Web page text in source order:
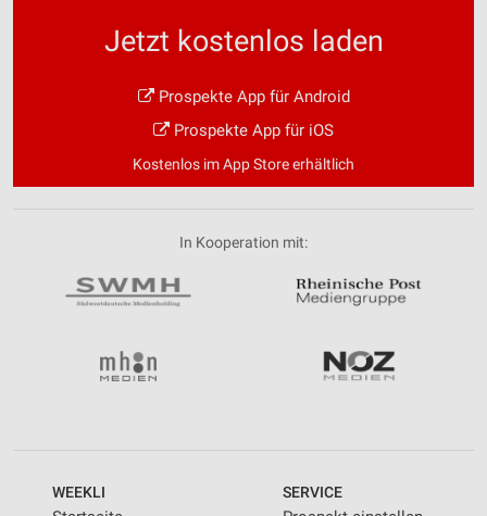
Jetzt kostenlos laden
Prospekte App für Android
Prospekte App für iOS
Kostenlos im App Store erhältlich
In Kooperation mit:
WEEKLI SERVICE